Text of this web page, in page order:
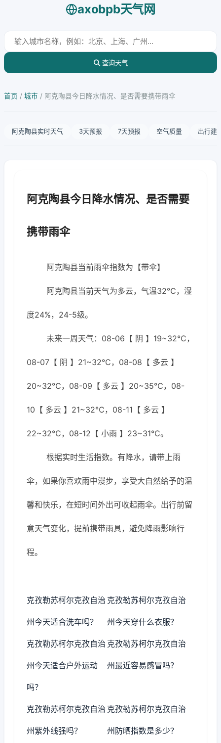
axobpb天气网
查询天气
首页 / 城市 / 阿克陶县今日降水情况、是否需要携带雨伞
阿克陶县实时天气 3天预报 7天预报 空气质量 出行建
阿克陶县今日降水情况、是否需要
携带雨伞
阿克陶县当前雨伞指数为【带伞】
阿克陶县当前天气为多云，气温32℃，湿
度24%，24-5级。
未来一周天气：08-06【 阴 】19~32℃，
08-07【 阴 】21~32℃，08-08【 多云 】
20~32℃，08-09【 多云 】20~35℃，08-
10【 多云 】21~32℃，08-11【 多云 】
22~32℃，08-12【 小雨 】23~31℃。
根据实时生活指数。有降水，请带上雨
伞，如果你喜欢雨中漫步，享受大自然给予的温
馨和快乐，在短时间外出可收起雨伞。出行前留
意天气变化，提前携带雨具，避免降雨影响行
程。
克孜勒苏柯尔克孜自治
州今天适合洗车吗？
克孜勒苏柯尔克孜自治
州今天穿什么衣服？
克孜勒苏柯尔克孜自治
州今天适合户外运动
吗？
克孜勒苏柯尔克孜自治
州最近容易感冒吗？
克孜勒苏柯尔克孜自治
州紫外线强吗？
克孜勒苏柯尔克孜自治
州防晒指数是多少？